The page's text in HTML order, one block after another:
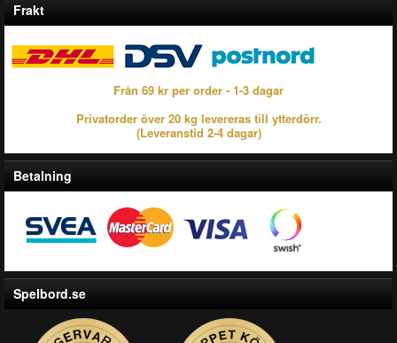
Frakt
Från 69 kr per order - 1-3 dagar
Privatorder över 20 kg levereras till ytterdörr.
(Leveranstid 2-4 dagar)
Betalning
Spelbord.se